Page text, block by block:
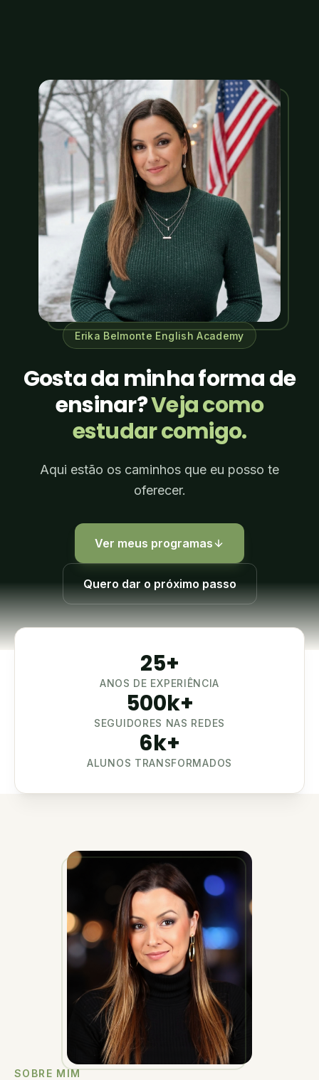
Erika Belmonte English Academy
Gosta da minha forma de
ensinar?Veja como
estudar comigo.
Aqui estão os caminhos que eu posso te
oferecer.
Ver meus programas
Quero dar o próximo passo
25+
ANOS DE EXPERIÊNCIA
500k+
SEGUIDORES NAS REDES
6k+
ALUNOS TRANSFORMADOS
SOBRE MIM